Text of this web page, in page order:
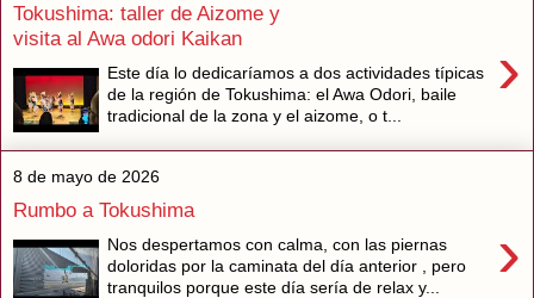
Tokushima: taller de Aizome y
visita al Awa odori Kaikan
›
Este día lo dedicaríamos a dos actividades típicas
de la región de Tokushima: el Awa Odori, baile
tradicional de la zona y el aizome, o t...
8 de mayo de 2026
Rumbo a Tokushima
›
Nos despertamos con calma, con las piernas
doloridas por la caminata del día anterior , pero
tranquilos porque este día sería de relax y...